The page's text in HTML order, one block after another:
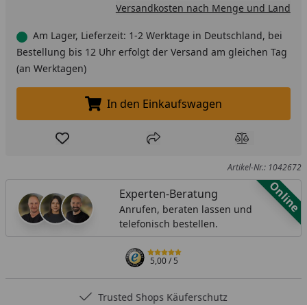
Versandkosten nach Menge und Land
Am Lager, Lieferzeit: 1-2 Werktage in Deutschland, bei
Bestellung bis 12 Uhr erfolgt der Versand am gleichen Tag
(an Werktagen)
In den Einkaufswagen legen
In den Einkaufswagen
Produkt zur Wunschliste hinzufügen
Teilen Produkt
Artikel-Nr.: 1042672
Online
Experten-Beratung
Anrufen, beraten lassen und
telefonisch bestellen.
5,00/ 5
Trusted Shops Käuferschutz